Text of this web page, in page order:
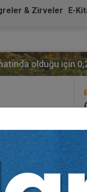
& Zirveler E-
olduğu için